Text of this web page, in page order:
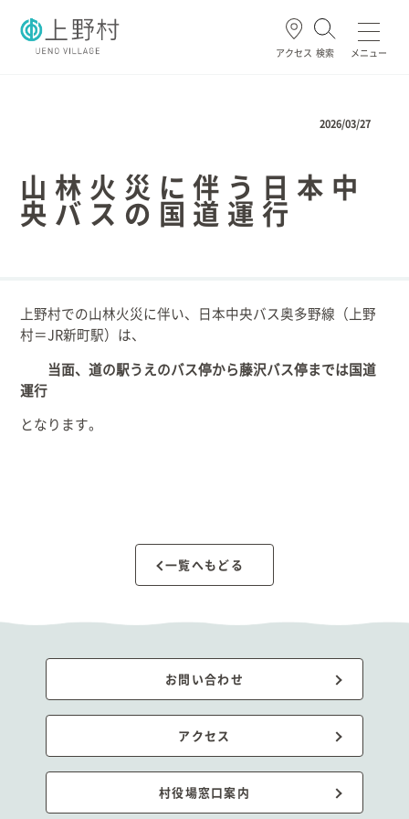
アクセス 検索 メニュー
ごみ・資源 住民票・戸籍 妊娠・出産
暮らし/手続き
健康/医療/福祉
文字サイトマップリンク集プライバシーポリシー
2026/03/27
山林火災に伴う日本中
央バスの国道運行
上野村での山林火災に伴い、日本中央バス奥多野線（上野
村＝JR新町駅）は、
当面、道の駅うえのバス停から藤沢バス停までは国道
運行
となります。
一覧へもどる
お問い合わせ
アクセス
村役場窓口案内